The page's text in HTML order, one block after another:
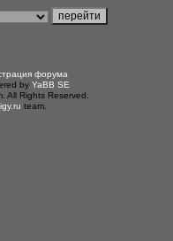
форума
by YaBB SE
All Rights Reserved.
team.